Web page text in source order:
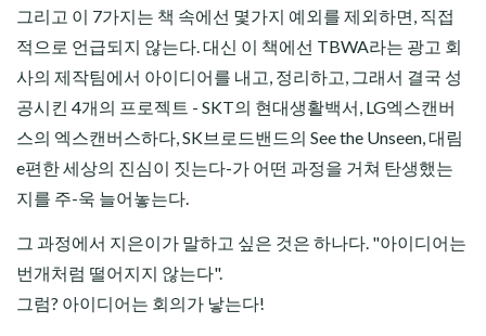
그리고 이 7가지는 책 속에선 몇가지 예외를 제외하면, 직접
적으로 언급되지 않는다. 대신 이 책에선 TBWA라는 광고 회
사의 제작팀에서 아이디어를 내고, 정리하고, 그래서 결국 성
공시킨 4개의 프로젝트 - SKT의 현대생활백서, LG엑스캔버
스의 엑스캔버스하다, SK브로드밴드의 See the Unseen, 대림
e편한 세상의 진심이 짓는다-가 어떤 과정을 거쳐 탄생했는
지를 주-욱 늘어놓는다.
그 과정에서 지은이가 말하고 싶은 것은 하나다. "아이디어는
번개처럼 떨어지지 않는다".
그럼? 아이디어는 회의가 낳는다!